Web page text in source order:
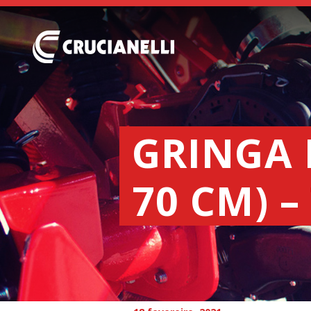
GRINGA
70 CM)